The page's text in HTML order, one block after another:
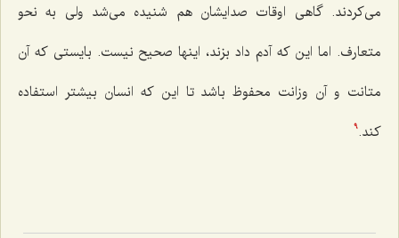
می‌کردند. گاهی اوقات صدایشان هم شنیده می‌شد ولی به نحو
متعارف. اما این که آدم داد بزند، اینها صحیح نیست. بایستی که آن
متانت و آن وزانت محفوظ باشد تا این که انسان بیشتر استفاده
کند.9